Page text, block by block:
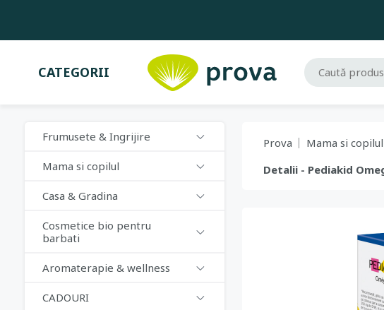
CATEGORII
Frumusete & Ingrijire
Mama si copilul
Casa & Gradina
Cosmetice bio pentru
barbati
Aromaterapie & wellness
CADOURI
Prova Mama si copilul
Detalii - Pediakid